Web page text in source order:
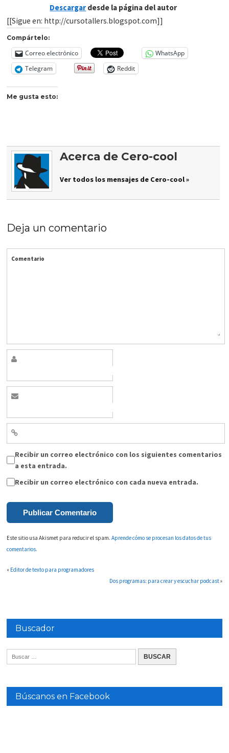
Descargar desde la página del autor
[[Sigue en: http://cursotallers.blogspot.com]]
Compártelo:
Correo electrónico
WhatsApp
Telegram
Reddit
Me gusta esto:
Acerca de Cero-cool
Ver todos los mensajes de Cero-cool »
Deja un comentario
Comentario
Recibir un correo electrónico con los siguientes comentarios
a esta entrada.
Recibir un correo electrónico con cada nueva entrada.
Este sitio usa Akismet para reducir el spam.Aprende cómo se procesan los datos de tus
comentarios.
« Editor de texto para programadores
Dos programas: para crear y escuchar podcast»
Buscador
Búscanos en Facebook